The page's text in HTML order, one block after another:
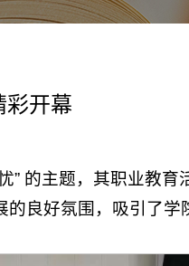
彩开幕
的主题，其职业教
良好氛围，吸引了